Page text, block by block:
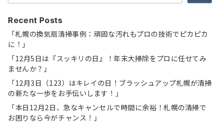
Recent Posts
「札幌の換気扇清掃事例：頑固な汚れもプロの技術でピカピカ
に！」
「12月5日は『スッキリの日』！年末大掃除をプロに任せてみ
ませんか？」
「12月3日（123）はキレイの日！ブラッシュアップ札幌が清掃
の新たな一歩をお手伝いします！」
「本日12月2日、急なキャンセルで時間に余裕！札幌の清掃で
お困りなら今がチャンス！」